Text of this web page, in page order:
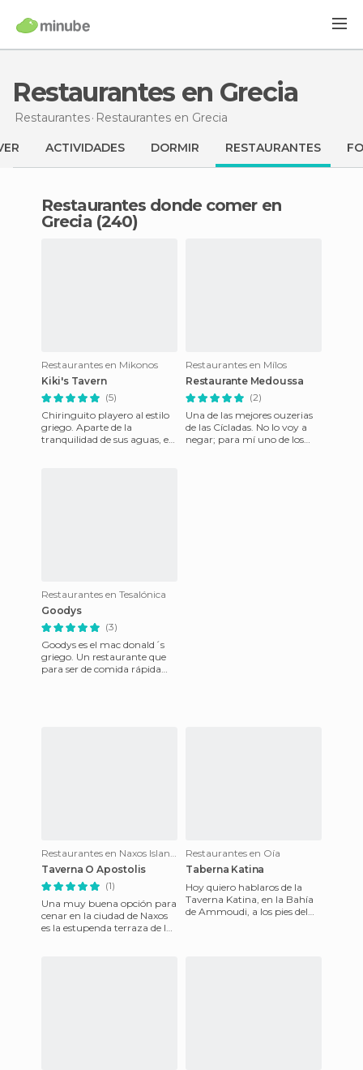
Restaurantes en Grecia
Restaurantes Restaurantes en Grecia
ACTIVIDADES DORMIR RESTAURANTES
Restaurantes donde comer en
Grecia (240)
Restaurantes en Mikonos
Kiki's Tavern
(5)
Chiringuito playero al estilo
griego. Aparte de la
tranquilidad de sus aguas, en
Restaurantes en Mílos
Restaurante Medoussa
(2)
Una de las mejores ouzerias
de las Cícladas. No lo voy a
negar; para mí uno de los
Restaurantes en Tesalónica
Goodys
(3)
Goodys es el mac donald´s
griego. Un restaurante que
para ser de comida rápida
Restaurantes en Naxos Islands
Taverna O Apostolis
(1)
Una muy buena opción para
cenar en la ciudad de Naxos
es la estupenda terraza de la
Restaurantes en Oía
Taberna Katina
Hoy quiero hablaros de la
Taverna Katina, en la Bahía
de Ammoudi, a los pies del